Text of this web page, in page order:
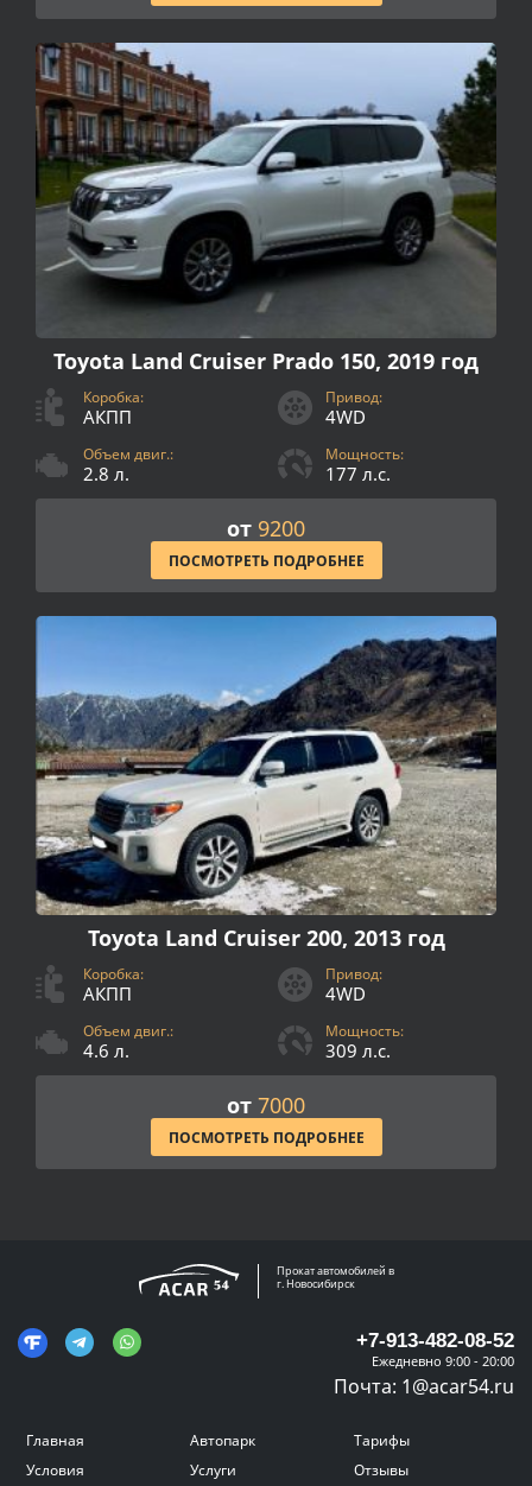
Toyota Land Cruiser Prado 150, 2019 год
Коробка:
АКПП
Привод:
4WD
Объем двиг.:
2.8 л.
Мощность:
177 л.с.
от 9200
ПОСМОТРЕТЬ ПОДРОБНЕЕ
Toyota Land Cruiser 200, 2013 год
Коробка:
АКПП
Привод:
4WD
Объем двиг.:
4.6 л.
Мощность:
309 л.с.
от 7000
ПОСМОТРЕТЬ ПОДРОБНЕЕ
Прокат автомобилей в
г. Новосибирск
+7-913-482-08-52
Ежедневно 9:00 - 20:00
Почта: 1@acar54.ru
Главная Автопарк
Тарифы
Условия
Услуги Отзывы